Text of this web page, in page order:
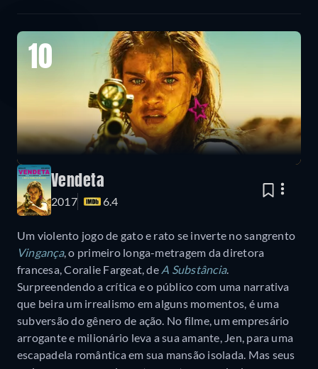
10
Vendeta
2017 6.4
Um violento jogo de gato e rato se inverte no sangrento
Vingança, o primeiro longa-metragem da diretora
francesa, Coralie Fargeat, de A Substância.
Surpreendendo a crítica e o público com uma narrativa
que beira um irrealismo em alguns momentos, é uma
subversão do gênero de ação. No filme, um empresário
arrogante e milionário leva a sua amante, Jen, para uma
escapadela romântica em sua mansão isolada. Mas seus